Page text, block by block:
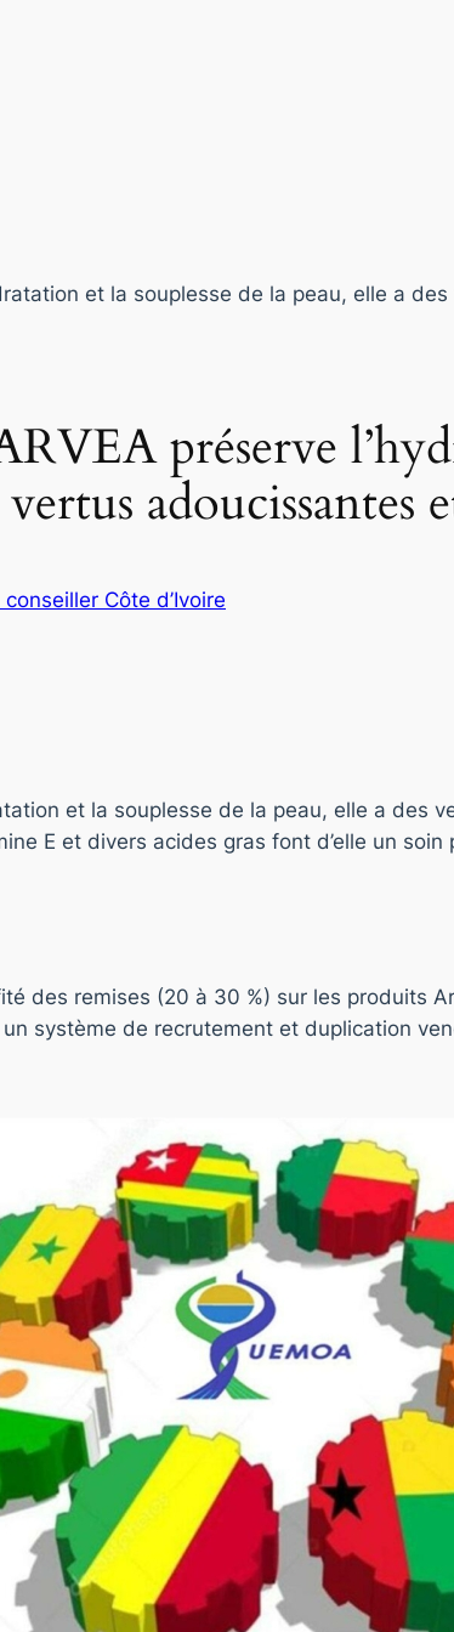
préserve
vertus
Côte d’Ivoire
et la souplesse de la peau, elle a des
E et divers acides gras font d’elle un
des remises (20 à 30 %) sur les produits
système de recrutement et duplication